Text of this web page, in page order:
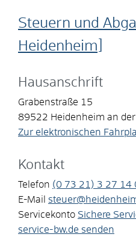
Steuern und
Heidenheim]
Hausanschrift
Grabenstraße 15
89522 Heidenheim an
Zur elektronischen
Kontakt
Telefon (0 73 21) 3 27 14
E-Mail
Servicekonto Sichere
service-bw.de senden